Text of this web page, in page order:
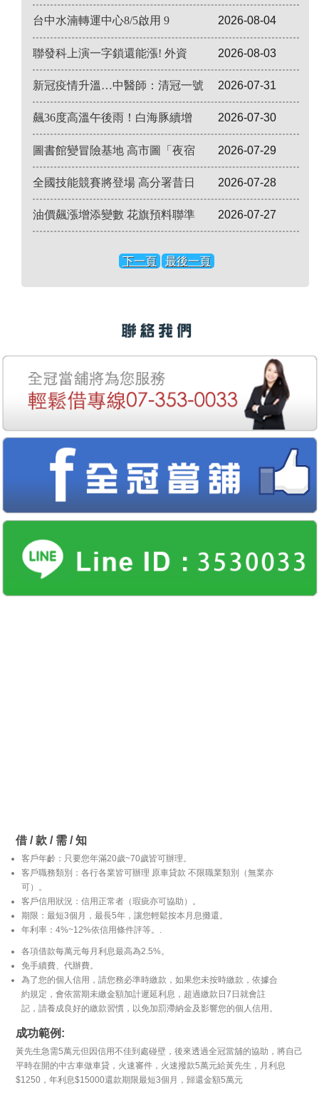
台中水湳轉運中心8/5啟用 9 2026-08-04
聯發科上演一字鎖還能漲! 外資 2026-08-03
新冠疫情升溫…中醫師：清冠一號 2026-07-31
飆36度高溫午後雨！白海豚續增 2026-07-30
圖書館變冒險基地 高市圖「夜宿 2026-07-29
全國技能競賽將登場 高分署昔日 2026-07-28
油價飆漲增添變數 花旗預料聯準 2026-07-27
下一頁 最後一頁
借 / 款 / 需 / 知
客戶年齡：只要您年滿20歲~70歲皆可辦理。
客戶職務類別：各行各業皆可辦理 原車貸款 不限職業類別（無業亦
可）。
客戶信用狀況：信用正常者（瑕疵亦可協助）。
期限：最短3個月，最長5年，讓您輕鬆按本月息攤還。
年利率：4%~12%依信用條件評等。.
各項借款每萬元每月利息最高為2.5%。
免手續費、代辦費。
為了您的個人信用，請您務必準時繳款，如果您未按時繳款，依據合
約規定，會依當期未繳金額加計遲延利息，超過繳款日7日就會註
記，請養成良好的繳款習慣，以免加罰滯納金及影響您的個人信用。
成功範例:
黃先生急需5萬元但因信用不佳到處碰壁，後來透過全冠當舖的協助，將自己
平時在開的中古車做車貸，火速審件，火速撥款5萬元給黃先生，月利息
$1250，年利息$15000還款期限最短3個月，歸還金額5萬元